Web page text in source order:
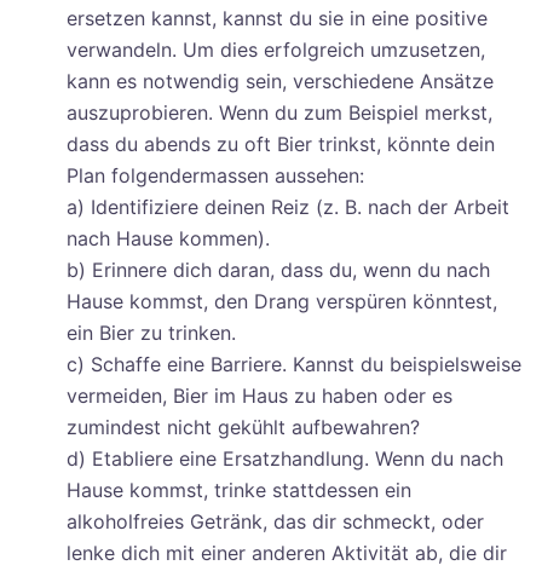
ersetzen kannst, kannst du sie in eine positive
verwandeln. Um dies erfolgreich umzusetzen,
kann es notwendig sein, verschiedene Ansätze
auszuprobieren. Wenn du zum Beispiel merkst,
dass du abends zu oft Bier trinkst, könnte dein
Plan folgendermassen aussehen:
a) Identifiziere deinen Reiz (z. B. nach der Arbeit
nach Hause kommen).
b) Erinnere dich daran, dass du, wenn du nach
Hause kommst, den Drang verspüren könntest,
ein Bier zu trinken.
c) Schaffe eine Barriere. Kannst du beispielsweise
vermeiden, Bier im Haus zu haben oder es
zumindest nicht gekühlt aufbewahren?
d) Etabliere eine Ersatzhandlung. Wenn du nach
Hause kommst, trinke stattdessen ein
alkoholfreies Getränk, das dir schmeckt, oder
lenke dich mit einer anderen Aktivität ab, die dir